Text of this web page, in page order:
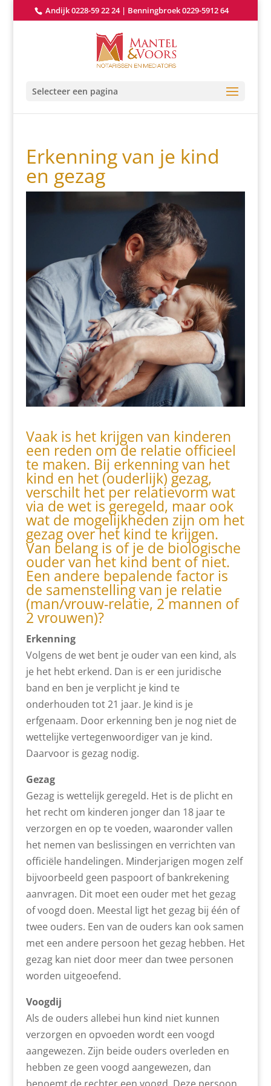
Andijk 0228-59 22 24| Benningbroek 0229-5912 64
Selecteer een pagina
Erkenning van je kind
en gezag
Vaak is het krijgen van kinderen
een reden om de relatie officieel
te maken. Bij erkenning van het
kind en het (ouderlijk) gezag,
verschilt het per relatievorm wat
via de wet is geregeld, maar ook
wat de mogelijkheden zijn om het
gezag over het kind te krijgen.
Van belang is of je de biologische
ouder van het kind bent of niet.
Een andere bepalende factor is
de samenstelling van je relatie
(man/vrouw-relatie, 2 mannen of
2 vrouwen)?
Erkenning
Volgens de wet bent je ouder van een kind, als
je het hebt erkend. Dan is er een juridische
band en ben je verplicht je kind te
onderhouden tot 21 jaar. Je kind is je
erfgenaam. Door erkenning ben je nog niet de
wettelijke vertegenwoordiger van je kind.
Daarvoor is gezag nodig.
Gezag
Gezag is wettelijk geregeld. Het is de plicht en
het recht om kinderen jonger dan 18 jaar te
verzorgen en op te voeden, waaronder vallen
het nemen van beslissingen en verrichten van
officiële handelingen. Minderjarigen mogen zelf
bijvoorbeeld geen paspoort of bankrekening
aanvragen. Dit moet een ouder met het gezag
of voogd doen. Meestal ligt het gezag bij één of
twee ouders. Een van de ouders kan ook samen
met een andere persoon het gezag hebben. Het
gezag kan niet door meer dan twee personen
worden uitgeoefend.
Voogdij
Als de ouders allebei hun kind niet kunnen
verzorgen en opvoeden wordt een voogd
aangewezen. Zijn beide ouders overleden en
hebben ze geen voogd aangewezen, dan